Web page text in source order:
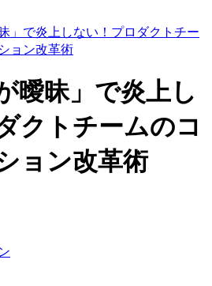
」で炎上しない！プロダクトチー
ョン改革術
曖昧」で炎上し
クトチームのコ
ョン改革術